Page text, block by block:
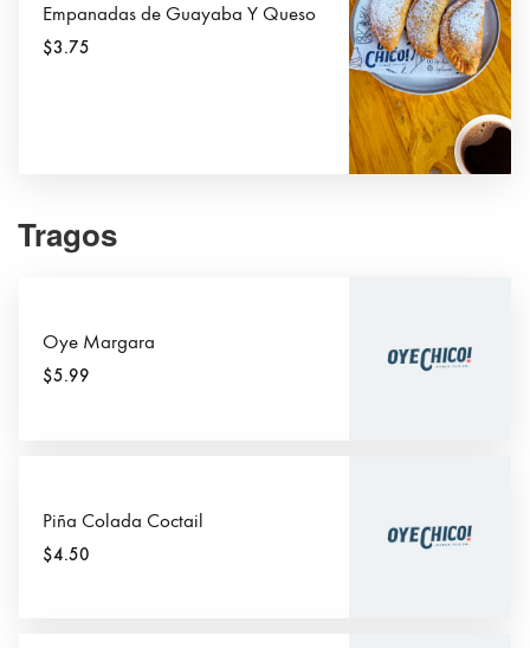
Empanadas de Guayaba Y Queso
$3.75
Tragos
Oye Margara
$5.99
Piña Colada Coctail
$4.50